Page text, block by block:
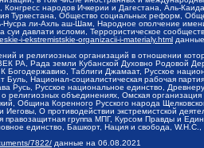
народов Ичкерии и Дагестана, Аль-
Туркестана, Общество социальных реформ,
Нусра ли-Ахль аш-Шам, Народное ополчение
суи давлати исломи, Террористическое
i-ekstremistskie-organizacii-i-materialy.html
и религиозных организаций в отношении
РА, Рада земли Кубанской Духовно Родовой
Богодержавию, Таблиги Джамаат, Русское
Буль, Национал-социалистическая рабочая
Русь, Русское национальное единство,
религиозных объединениях, Омская
Община Коренного Русского народа
Иеговы, О противодействии экстремистской
группа МПГ, Курсом Правды и
единство, Башкорт, Нация и свобода,
7822/ данные на 06.08.2021